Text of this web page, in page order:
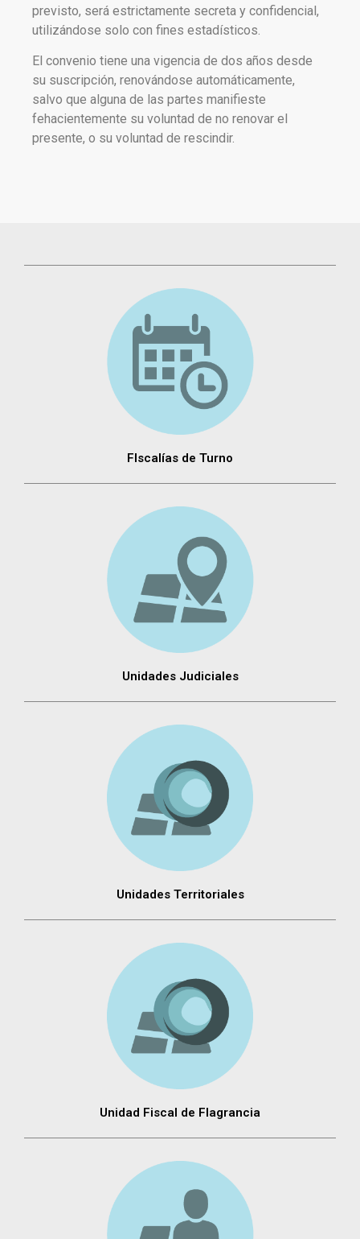
previsto, será estrictamente secreta y confidencial,
utilizándose solo con fines estadísticos.
El convenio tiene una vigencia de dos años desde
su suscripción, renovándose automáticamente,
salvo que alguna de las partes manifieste
fehacientemente su voluntad de no renovar el
presente, o su voluntad de rescindir.
FIscalías de Turno
Unidades Judiciales
Unidades Territoriales
Unidad Fiscal de Flagrancia